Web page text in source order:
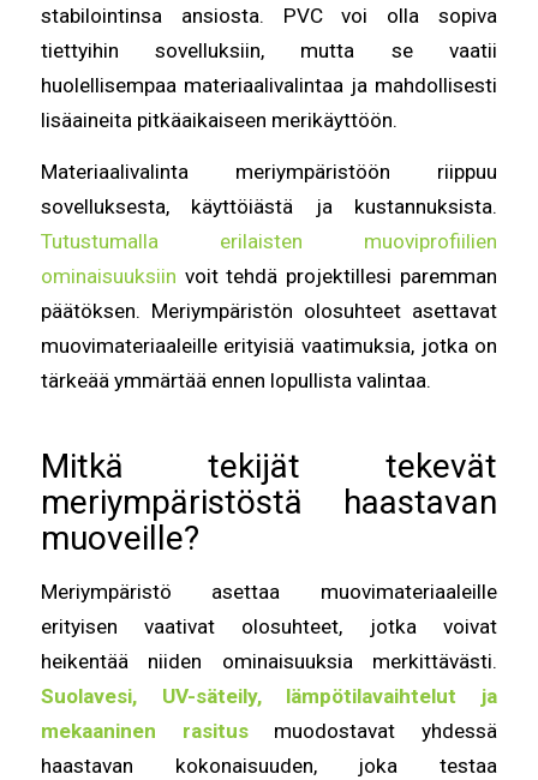
stabilointinsa ansiosta. PVC voi olla sopiva
tiettyihin sovelluksiin, mutta se vaatii
huolellisempaa materiaalivalintaa ja mahdollisesti
lisäaineita pitkäaikaiseen merikäyttöön.
Materiaalivalinta meriympäristöön riippuu
sovelluksesta, käyttöiästä ja kustannuksista.
Tutustumalla erilaisten muoviprofiilien
ominaisuuksiin voit tehdä projektillesi paremman
päätöksen. Meriympäristön olosuhteet asettavat
muovimateriaaleille erityisiä vaatimuksia, jotka on
tärkeää ymmärtää ennen lopullista valintaa.
Mitkä tekijät tekevät
meriympäristöstä haastavan
muoveille?
Meriympäristö asettaa muovimateriaaleille
erityisen vaativat olosuhteet, jotka voivat
heikentää niiden ominaisuuksia merkittävästi.
Suolavesi, UV-säteily, lämpötilavaihtelut ja
mekaaninen rasitusmuodostavat yhdessä
haastavan kokonaisuuden, joka testaa